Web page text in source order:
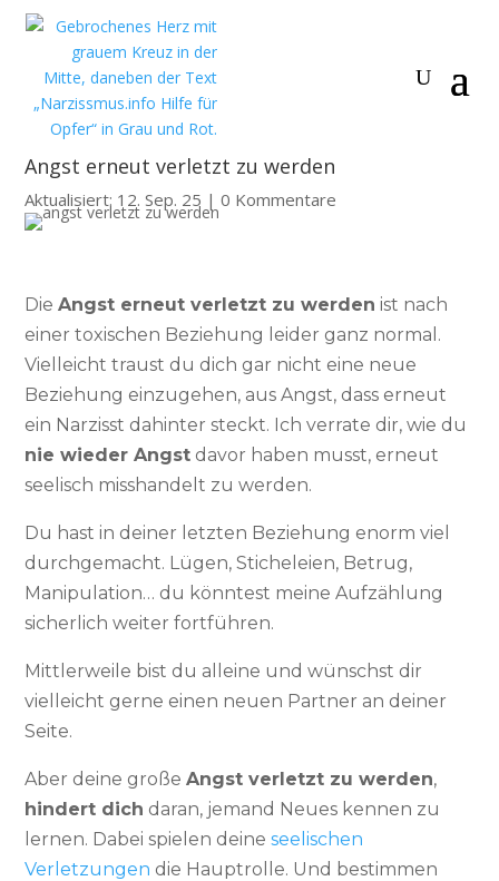
Angst erneut verletzt zu werden
Aktualisiert: 12. Sep. 25 |0 Kommentare
DieAngst erneut verletzt zu werden ist nach
einer toxischen Beziehung leider ganz normal.
Vielleicht traust du dich gar nicht eine neue
Beziehung einzugehen, aus Angst, dass erneut
ein Narzisst dahinter steckt. Ich verrate dir, wie du
nie wieder Angst davor haben musst, erneut
seelisch misshandelt zu werden.
Du hast in deiner letzten Beziehung enorm viel
durchgemacht. Lügen, Sticheleien, Betrug,
Manipulation… du könntest meine Aufzählung
sicherlich weiter fortführen.
Mittlerweile bist du alleine und wünschst dir
vielleicht gerne einen neuen Partner an deiner
Seite.
Aber deine großeAngst verletzt zu werden,
hindert dich daran, jemand Neues kennen zu
lernen. Dabei spielen deineseelischen
Verletzungen die Hauptrolle. Und bestimmen